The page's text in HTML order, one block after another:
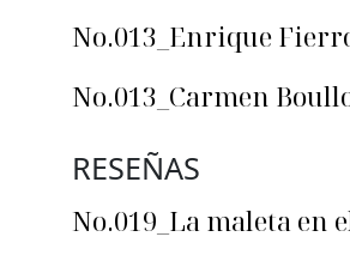
No.013_Enrique
No.013_Carmen
RESEÑAS
No.019_La maleta en